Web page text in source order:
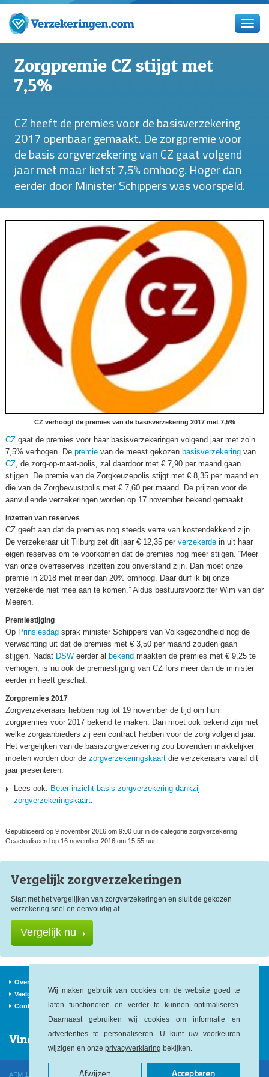
Wij maken gebruik van cookies om de website goed te
laten functioneren en verder te kunnen optimaliseren.
Daarnaast gebruiken wij cookies om informatie en
advertenties te personaliseren. U kunt uw voorkeuren
wijzigen en onze privacyverklaring bekijken.
Afwijzen Accepteren
Zorgpremie CZ stijgt met
7,5%
CZ heeft de premies voor de basisverzekering
2017 openbaar gemaakt. De zorgpremie voor
de basis zorgverzekering van CZ gaat volgend
jaar met maar liefst 7,5% omhoog. Hoger dan
eerder door Minister Schippers was voorspeld.
CZ verhoogt de premies van de basisverzekering 2017 met 7,5%
CZ gaat de premies voor haar basisverzekeringen volgend jaar met zo’n
7,5% verhogen. De premie van de meest gekozen basisverzekering van
CZ, de zorg-op-maat-polis, zal daardoor met € 7,90 per maand gaan
stijgen. De premie van de Zorgkeuzepolis stijgt met € 8,35 per maand en
die van de Zorgbewustpolis met € 7,60 per maand. De prijzen voor de
aanvullende verzekeringen worden op 17 november bekend gemaakt.
Inzetten van reserves
CZ geeft aan dat de premies nog steeds verre van kostendekkend zijn.
De verzekeraar uit Tilburg zet dit jaar € 12,35 per verzekerde in uit haar
eigen reserves om te voorkomen dat de premies nog meer stijgen. “Meer
van onze overreserves inzetten zou onverstand zijn. Dan moet onze
premie in 2018 met meer dan 20% omhoog. Daar durf ik bij onze
verzekerde niet mee aan te komen.” Aldus bestuursvoorzitter Wim van der
Meeren.
Premiestijging
Op Prinsjesdag sprak minister Schippers van Volksgezondheid nog de
verwachting uit dat de premies met € 3,50 per maand zouden gaan
stijgen. Nadat DSW eerder al bekend maakten de premies met € 9,25 te
verhogen, is nu ook de premiestijging van CZ fors meer dan de minister
eerder in heeft geschat.
Zorgpremies 2017
Zorgverzekeraars hebben nog tot 19 november de tijd om hun
zorgpremies voor 2017 bekend te maken. Dan moet ook bekend zijn met
welke zorgaanbieders zij een contract hebben voor de zorg volgend jaar.
Het vergelijken van de basiszorgverzekering zou bovendien makkelijker
moeten worden door de zorgverzekeringskaart die verzekeraars vanaf dit
jaar presenteren.
Lees ook: Beter inzicht basis zorgverzekering dankzij
zorgverzekeringskaart.
Gepubliceerd op 9 november 2016 om 9:00 uur in de categorie zorgverzekering.
Geactualiseerd op 16 november 2016 om 15:55 uur.
Vergelijk zorgverzekeringen
Start met het vergelijken van zorgverzekeringen en sluit de gekozen
verzekering snel en eenvoudig af.
Vergelijk nu
Over ons
Veelgestelde vragen
Begrippen
Sitemap
Contact
Vind ons op:
AFM 12040146 KvK 52478564 KiFiD 300.014545